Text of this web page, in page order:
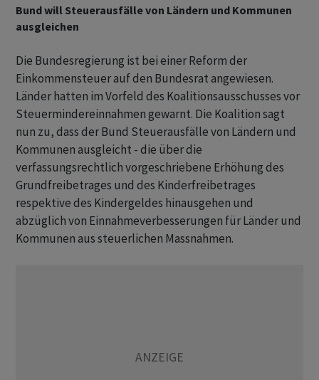
Bund will Steuerausfälle von Ländern und Kommunen
ausgleichen
Die Bundesregierung ist bei einer Reform der
Einkommensteuer auf den Bundesrat angewiesen.
Länder hatten im Vorfeld des Koalitionsausschusses vor
Steuermindereinnahmen gewarnt. Die Koalition sagt
nun zu, dass der Bund Steuerausfälle von Ländern und
Kommunen ausgleicht - die über die
verfassungsrechtlich vorgeschriebene Erhöhung des
Grundfreibetrages und des Kinderfreibetrages
respektive des Kindergeldes hinausgehen und
abzüglich von Einnahmeverbesserungen für Länder und
Kommunen aus steuerlichen Massnahmen.